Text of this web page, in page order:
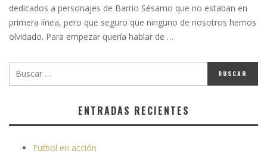
dedicados a personajes de Barrio Sésamo que no estaban en
primera línea, pero que seguro que ninguno de nosotros hemos
olvidado. Para empezar quería hablar de …
ENTRADAS RECIENTES
Futbol en acción